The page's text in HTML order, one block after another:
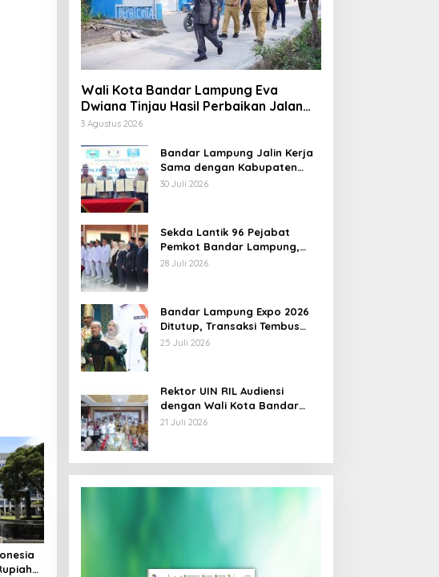
Wali Kota Bandar Lampung Eva
Dwiana Tinjau Hasil Perbaikan Jalan
Wala Kuba di Way Laga
3 Agustus 2026
Bandar Lampung Jalin Kerja
Sama dengan Kabupaten
Solok, Perkuat Ketahanan
30 Juli 2026
Sekda Lantik 96 Pejabat
Pemkot Bandar Lampung,
Rotasi Sentuh Camat hingga
28 Juli 2026
Bandar Lampung Expo 2026
Ditutup, Transaksi Tembus
Rp3,1 Miliar, UMKM Kuliner
25 Juli 2026
Rektor UIN RIL Audiensi
dengan Wali Kota Bandar
Lampung, Siap Terjunkan
21 Juli 2026